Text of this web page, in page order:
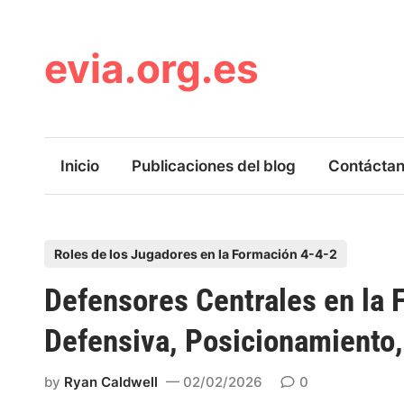
evia.org.es
Inicio Publicaciones del blog
s
t
e
d
Roles de los Jugadores en la Formación 4-4-2
Defensores Centrales en la
Defensiva,
by Ryan Caldwell 02/02/2026 0